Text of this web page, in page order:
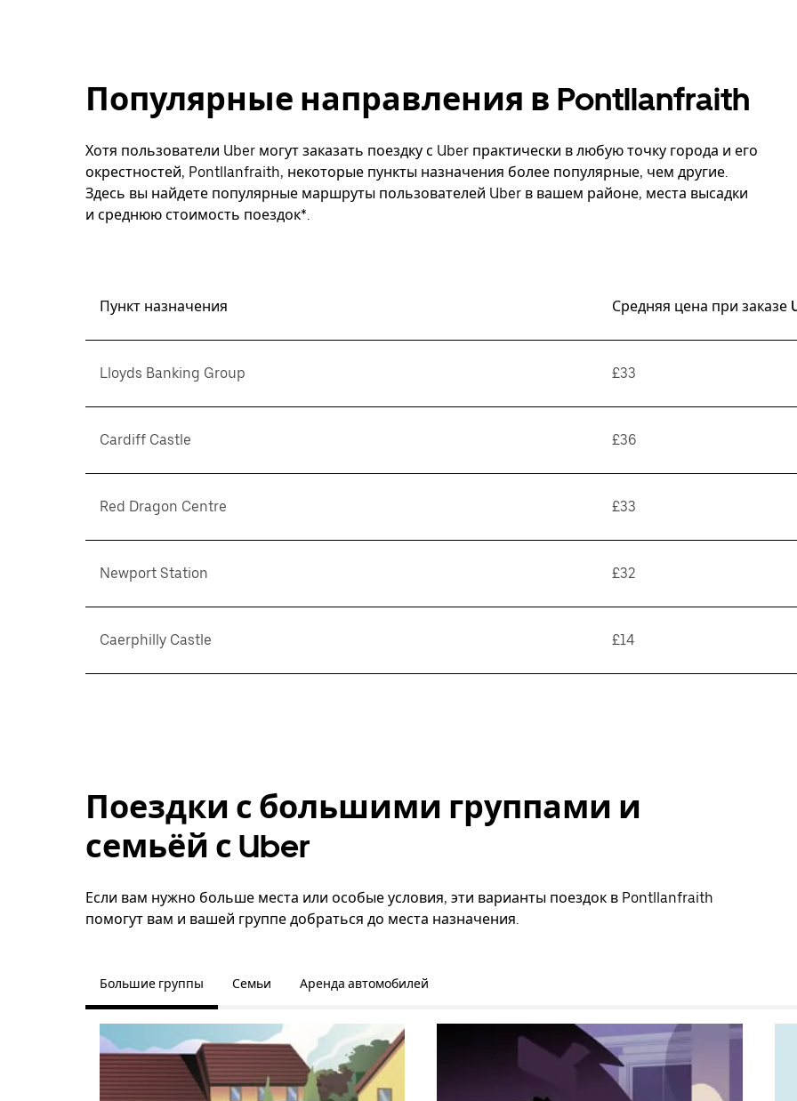
Популярные направления в Pontllanfraith
Хотя пользователи Uber могут заказать поездку с Uber практически в любую точку города и его
окрестностей, Pontllanfraith, некоторые пункты назначения более популярные, чем другие.
Здесь вы найдете популярные маршруты пользователей Uber в вашем районе, места высадки
и среднюю стоимость поездок*.
Пункт назначения Средняя цена при заказе
Lloyds Banking Group £33
Cardiff Castle £36
Red Dragon Centre £33
Newport Station £32
Caerphilly Castle £14
Поездки с большими группами и
семьёй с Uber
Если вам нужно больше места или особые условия, эти варианты поездок в Pontllanfraith
помогут вам и вашей группе добраться до места назначения.
Большие группы Семьи Аренда автомобилей